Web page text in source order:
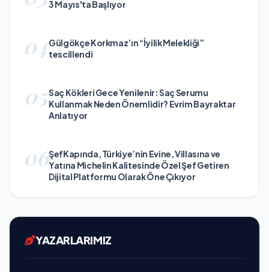
3 Mayıs'ta Başlıyor
04Gülgökçe Korkmaz’ın “İyilik Melekliği”
tescillendi
05Saç Kökleri Gece Yenilenir: Saç Serumu
Kullanmak Neden Önemlidir? Evrim Bayraktar
Anlatıyor
06ŞefKapında, Türkiye’nin Evine, Villasına ve
Yatına Michelin Kalitesinde Özel Şef Getiren
Dijital Platformu Olarak Öne Çıkıyor
YAZARLARIMIZ